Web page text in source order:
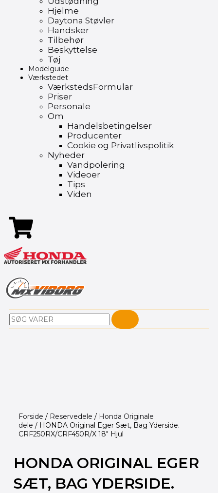
Hjelme
Daytona Støvler
Handsker
Tilbehør
Beskyttelse
Tøj
Modelguide
Værkstedet
VærkstedsFormular
Priser
Personale
Om
Handelsbetingelser
Producenter
Cookie og Privatlivspolitik
Nyheder
Vandpolering
Videoer
Tips
Viden
Søg
Forside / Reservedele / Honda Originale
dele / HONDA Original Eger Sæt, Bag Yderside.
CRF250RX/CRF450R/X 18″ Hjul
HONDA ORIGINAL EGER
SÆT, BAG YDERSIDE.